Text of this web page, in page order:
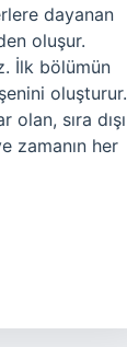
dayanan
oluşur.
İlk bölümün
oluşturur.
sıra dışı
zamanın her